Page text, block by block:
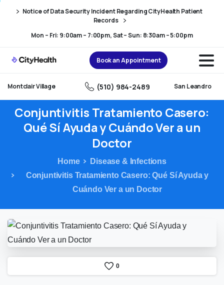
navigation
Notice of Data Security Incident Regarding CityHealth Patient
Records
Mon – Fri: 9:00am – 7:00pm, Sat – Sun: 8:30am – 5:00pm
Book an Appointment
Montclair Village (510) 984-2489 San Leandro
Conjuntivitis Tratamiento Casero:
QuéSíAyudayCuándoVera un
Doctor
Home
Disease & Infections
Conjuntivitis Tratamiento Casero: Qué Sí Ayuda y
Cuándo Ver a un Doctor
0